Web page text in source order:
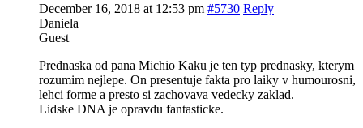
December 16, 2018 at 12:53 pm #5730 Reply
Daniela
Guest
Prednaska od pana Michio Kaku je ten typ prednasky, kterym
rozumim nejlepe. On presentuje fakta pro laiky v humourosni,
lehci forme a presto si zachovava vedecky zaklad.
Lidske DNA je opravdu fantasticke.